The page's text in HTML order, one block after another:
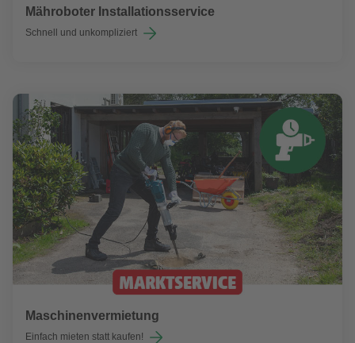
Mähroboter Installationsservice
Schnell und unkompliziert
Maschinenvermietung
Einfach mieten statt kaufen!